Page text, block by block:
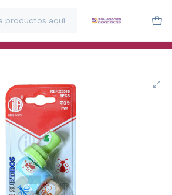
en Chile.
educativos para aulas, terapeutas y